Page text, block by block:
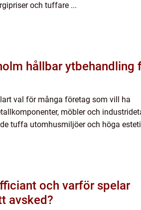
och tuffare ...
för
val för många företag som vill ha
möbler och
tuffa utomhusmiljöer och höga
spelar
avsked?